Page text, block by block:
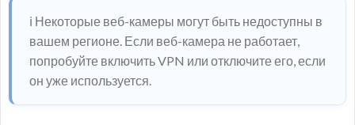
ℹ️ Некоторые веб-камеры могут быть недоступны в
вашем регионе. Если веб-камера не работает,
попробуйте включить VPN или отключите его, если
он уже используется.